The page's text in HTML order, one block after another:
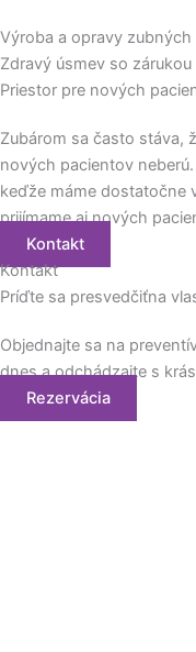
Výroba a opravy
Zdravý úsmev so
Priestor pre nových
Zubárom sa často stáva,
nových pacientov
keďže máme dostatočne
prijímame aj nových
Kontakt
Kontakt
Príďte sa presvedčiťna
Objednajte sa na
dnes a odchádzajte s
Rezervácia